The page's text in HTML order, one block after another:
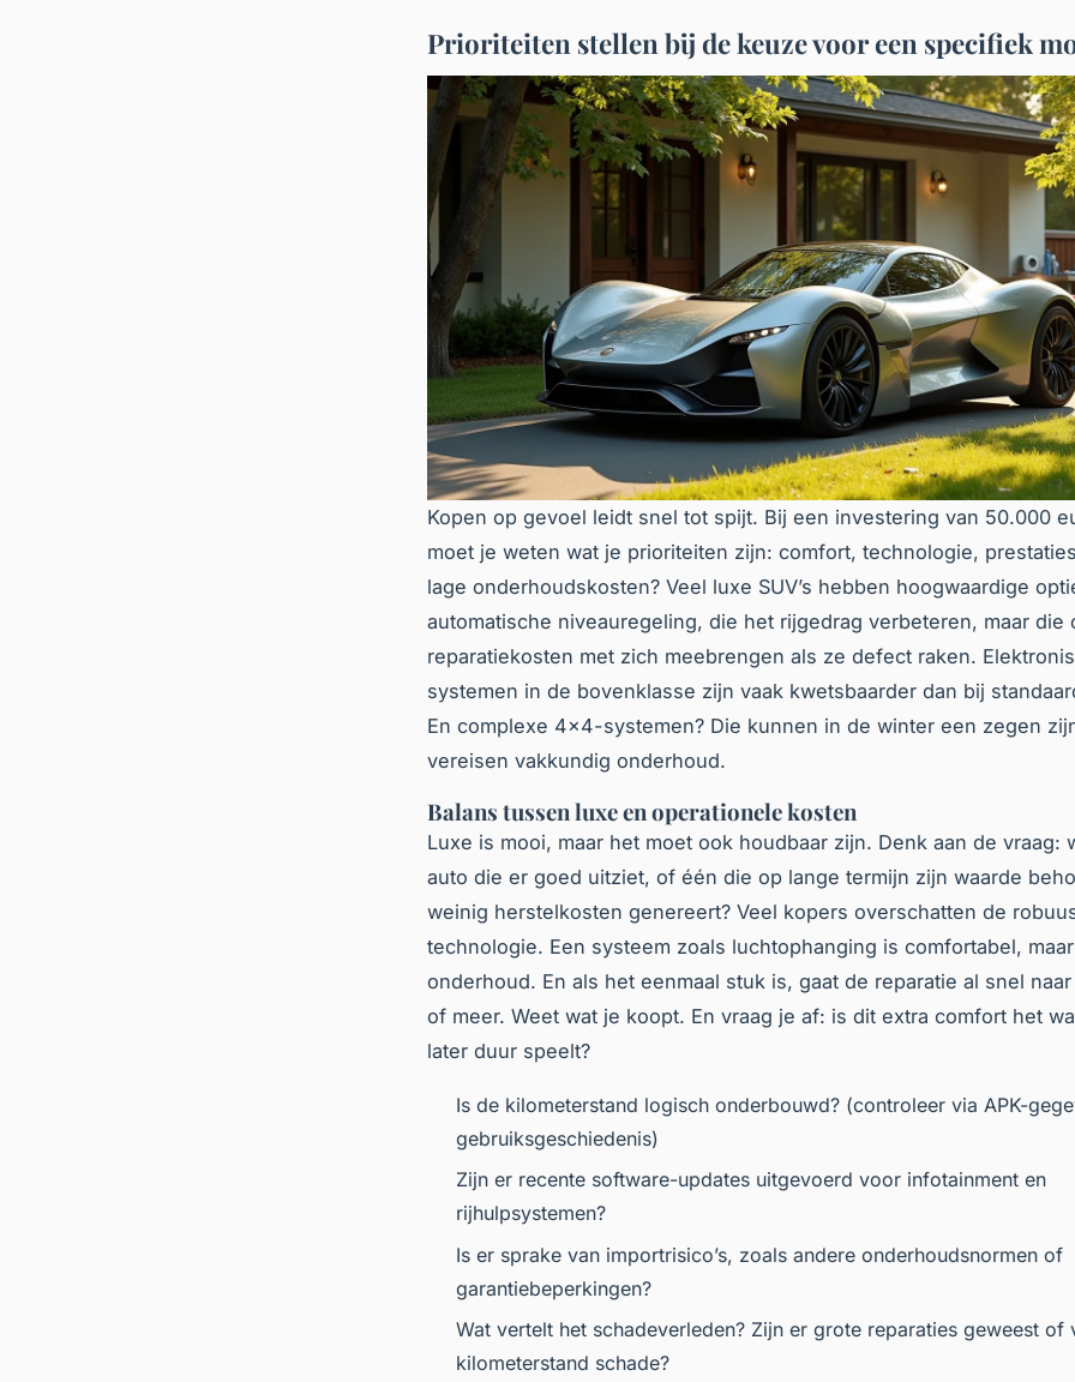
Prioriteiten stellen bij de keuze voor een specifiek
Kopen op gevoel leidt snel tot spijt. Bij een investering van 50.000
moet je weten wat je prioriteiten zijn: comfort, technologie,
lage onderhoudskosten? Veel luxe SUV’s hebben hoogwaardige
automatische niveauregeling, die het rijgedrag verbeteren, maar die
reparatiekosten met zich meebrengen als ze defect raken.
systemen in de bovenklasse zijn vaak kwetsbaarder dan bij
En complexe 4×4-systemen? Die kunnen in de winter een zegen
vereisen vakkundig onderhoud.
Balans tussen luxe en operationele kosten
Luxe is mooi, maar het moet ook houdbaar zijn. Denk aan de vraag:
auto die er goed uitziet, of één die op lange termijn zijn waarde
weinig herstelkosten genereert? Veel kopers overschatten de
technologie. Een systeem zoals luchtophanging is comfortabel,
onderhoud. En als het eenmaal stuk is, gaat de reparatie al snel
of meer. Weet wat je koopt. En vraag je af: is dit extra comfort het
later duur speelt?
Is de kilometerstand logisch onderbouwd? (controleer via APK-
gebruiksgeschiedenis)
Zijn er recente software-updates uitgevoerd voor infotainment en
rijhulpsystemen?
Is er sprake van importrisico’s, zoals andere onderhoudsnormen of
garantiebeperkingen?
Wat vertelt het schadeverleden? Zijn er grote reparaties geweest of
kilometerstand schade?